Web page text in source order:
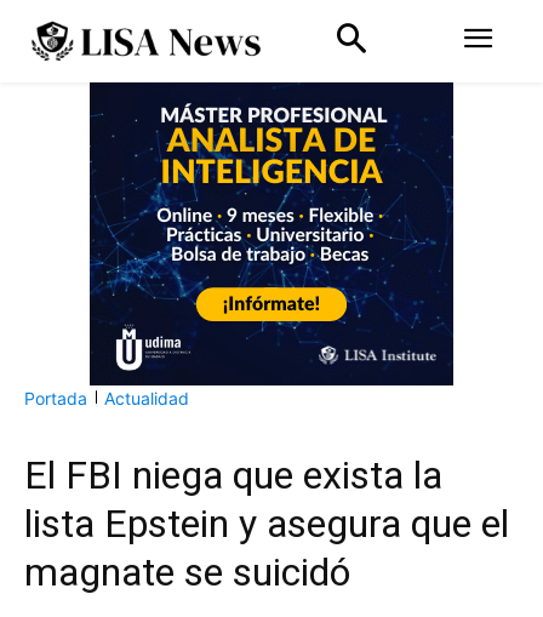
Portada Actualidad
El FBI niega que exista la
lista Epstein y asegura que el
magnate se suicidó